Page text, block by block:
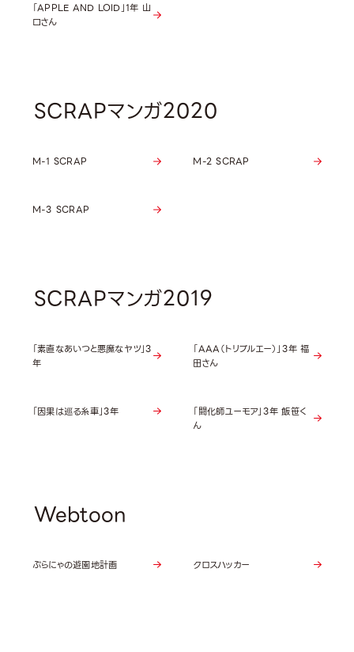
「APPLE AND LOID」1年 山
口さん
SCRAPマンガ2020
M-1 SCRAP M-2 SCRAP
M-3 SCRAP
SCRAPマンガ2019
「素直なあいつと悪魔なヤツ」3
年
「AAA（トリプルエー）」3年 福
田さん
「因果は巡る糸車」3年
「闘化師ユーモア」3年 飯笹く
ん
Webtoon
ぷらにゃの遊園地計画 クロスハッカー